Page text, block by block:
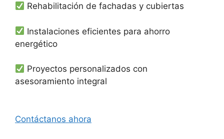
Rehabilitación de fachadas y cubiertas
Instalaciones eficientes para ahorro
energético
Proyectos personalizados con
asesoramiento integral
Contáctanos ahora